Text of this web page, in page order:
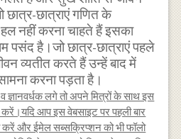
छात्र-छात्राएं गणित के
नहीं करना चाहते हैं इसका
पसंद है।जो छात्र-छात्राएं पहले
व्यतीत करते हैं उन्हें बाद में
करना पड़ता है।
ज्ञानवर्धक लगे तो अपने मित्रों के साथ इस
आप इस वेबसाइट पर पहली बार
करें और ईमेल सब्सक्रिप्शन को भी फॉलो